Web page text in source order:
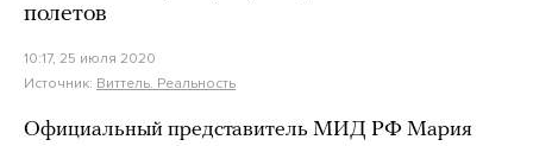
полетов
10:17, 25 июля 2020
Источник: Виттель. Реальность
Официальный представитель МИД РФ Мария